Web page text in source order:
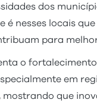
dos
é nesses locais
para
o
em
mostrando que